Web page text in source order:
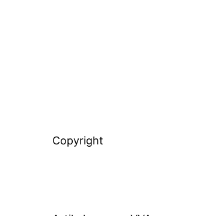
Copyright